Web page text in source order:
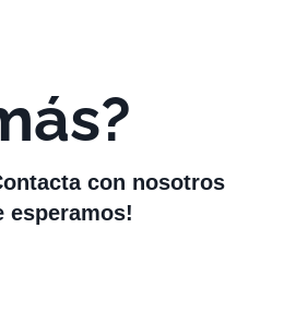
con nosotros
esperamos!